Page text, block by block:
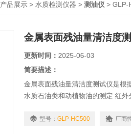
产品展示 > 水质检测仪器 > 测油仪 > GLP-
金属表面残油量清洁度
更新时间： 2025-06-03
简要描述：
金属表面残油量清洁度测试仪是根
水质石油类和动植物油的测定 红
烟和油雾的测定 红外分光光度法
型号： GLP-HC500 厂商